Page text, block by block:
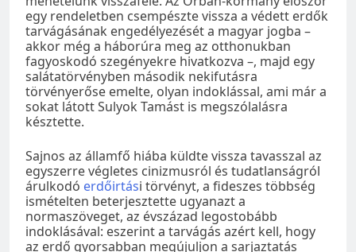
egy rendeletben csempészte vissza a védett erdők
tarvágásának engedélyezését a magyar jogba –
akkor még a háborúra meg az otthonukban
fagyoskodó szegényekre hivatkozva –, majd egy
salátatörvényben második nekifutásra
törvényerőse emelte, olyan indoklással, ami már a
sokat látott Sulyok Tamást is megszólalásra
késztette.
Sajnos az államfő hiába küldte vissza tavasszal az
egyszerre végletes cinizmusról és tudatlanságról
árulkodó erdőirtási törvényt, a fideszes többség
ismételten beterjesztette ugyanazt a
normaszöveget, az évszázad legostobább
indoklásával: eszerint a tarvágás azért kell, hogy
az erdő gyorsabban megújuljon a sarjaztatás